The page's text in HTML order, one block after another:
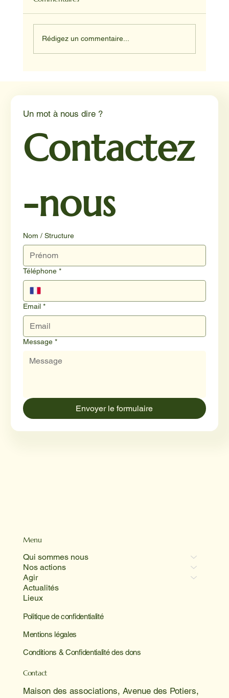
Rédigez un commentaire...
Menu
Qui sommes nous
Nos actions
Agir
Actualités
Lieux
Politique de confidentialité
Mentions légales
Conditions & Confidentialité des dons
Contact
Maison des associations, Avenue des Potiers,
Un mot à nous dire ?
Contactez
-nous
Nom / Structure
Téléphone *
Email *
Message *
Envoyer le formulaire